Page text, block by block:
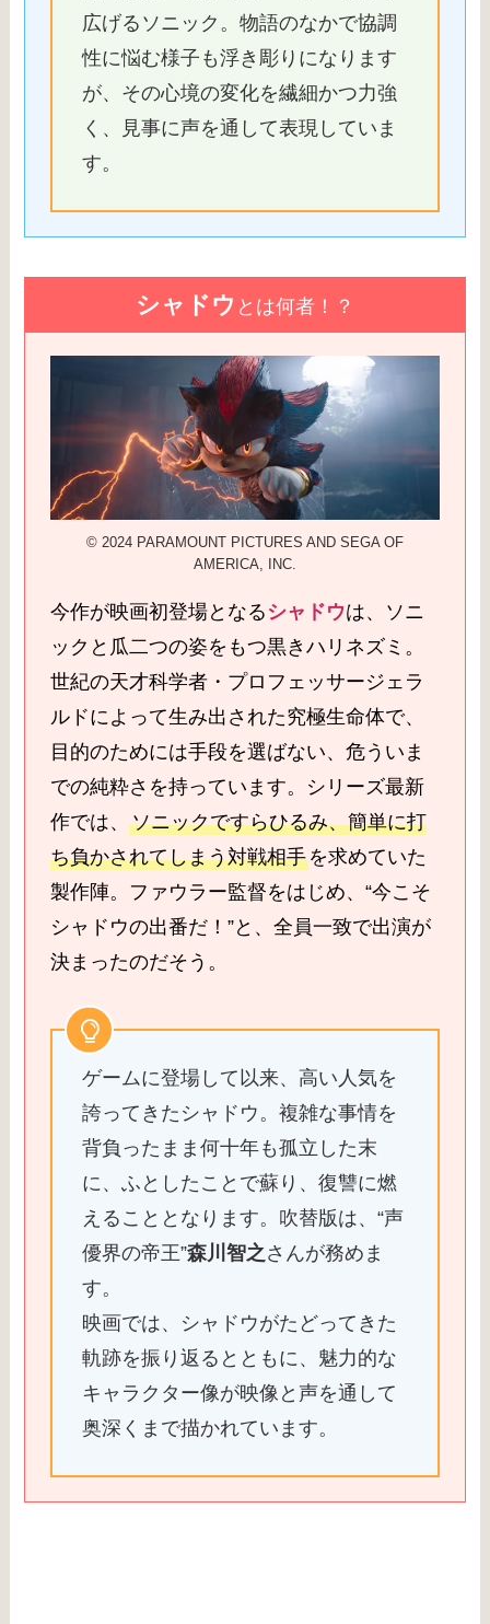
広げるソニック。物語のなかで協調
性に悩む様子も浮き彫りになります
が、その心境の変化を繊細かつ力強
く、見事に声を通して表現していま
す。
シャドウ とは何者！？
© 2024 PARAMOUNT PICTURES AND SEGA OF
AMERICA, INC.
今作が映画初登場となる シャドウは、ソニ
ックと瓜二つの姿をもつ黒きハリネズミ。
世紀の天才科学者・プロフェッサージェラ
ルドによって生み出された究極生命体で、
目的のためには手段を選ばない、危ういま
での純粋さを持っています。シリーズ最新
作では、 ソニックですらひるみ、簡単に打
ち負かされてしまう対戦相手を求めていた
製作陣。ファウラー監督をはじめ、“今こそ
シャドウの出番だ！”と、全員一致で出演が
決まったのだそう。
ゲームに登場して以来、高い人気を
誇ってきたシャドウ。複雑な事情を
背負ったまま何十年も孤立した末
に、ふとしたことで蘇り、復讐に燃
えることとなります。吹替版は、“声
優界の帝王”森川智之さんが務めま
す。
映画では、シャドウがたどってきた
軌跡を振り返るとともに、魅力的な
キャラクター像が映像と声を通して
奥深くまで描かれています。